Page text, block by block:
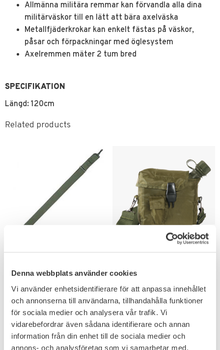
Denna webbplats använder cookies
Vi använder enhetsidentifierare för att anpassa innehållet
och annonserna till användarna, tillhandahålla funktioner
för sociala medier och analysera vår trafik. Vi
vidarebefordrar även sådana identifierare och annan
information från din enhet till de sociala medier och
annons- och analysföretag som vi samarbetar med.
Allmänna militära remmar kan förvandla alla dina
militärväskor till en lätt att bära axelväska
Metallfjäderkrokar kan enkelt fästas på väskor,
påsar och förpackningar med öglesystem
Axelremmen mäter 2 tum bred
SPECIFIKATION
Längd: 120cm
Related products
Olivgrön
108
Add to favorites
Fodral Bärrem Olivgrön
183
FAVORITE